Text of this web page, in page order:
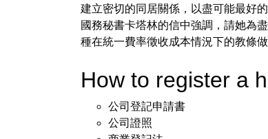
建立密切的同居關係，以盡可能最好
國務秘書卡塔林的信中強調，請她為
種在統一費率徵收成本情況下的教條
How to register a
公司登記申請書
公司證照